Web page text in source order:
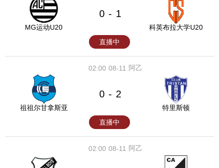
MG运动U20
0 - 1
科英布拉大学U20
直播中
08-11
02:00 阿乙
祖祖尔甘拿斯亚
0 - 2
特里斯顿
直播中
08-11
02:00 阿乙